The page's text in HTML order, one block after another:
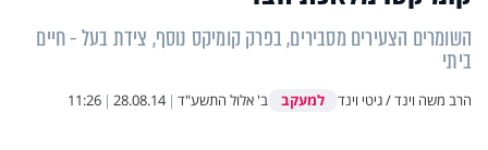
השומרים הצעירים מסבירים, בפרק קומיקס נוסף, צידת בעל - חיים
ביתי
הרב משה וינד / גיטי וינד למעקב ב' אלול התשע"ד |
28.08.14
|
11:26